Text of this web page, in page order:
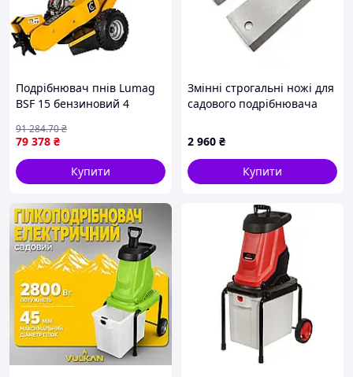
Подрібнювач пнів Lumag
BSF 15 бензиновий 4
фрезою для видалення
пеньків
79 378 ₴
91 284.70₴
Купити
Змінні строгальні ножі для
садового подрібнювача
2 960 ₴
Купити